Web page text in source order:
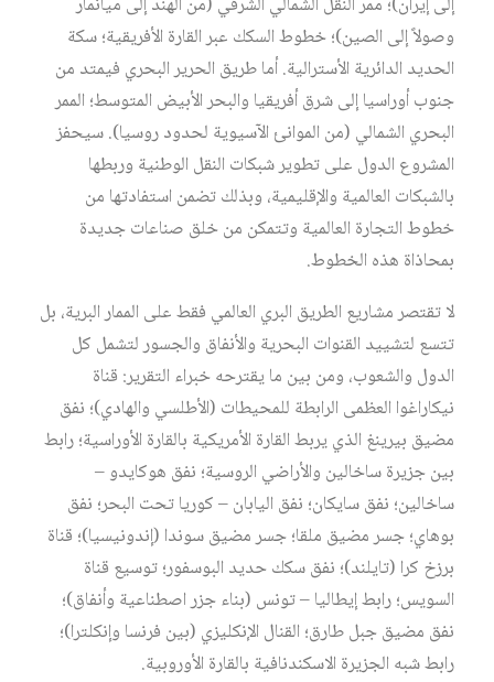
وصولاً إلى الصين)؛ خطوط السكك عبر القارة الأفريقية؛ سكة
الحديد الدائرية الأسترالية. أما طريق الحرير البحري فيمتد من
جنوب أوراسيا إلى شرق أفريقيا والبحر الأبيض المتوسط؛ الممر
البحري الشمالي (من الموانئ الآسيوية لحدود روسيا). سيحفز
المشروع الدول على تطوير شبكات النقل الوطنية وربطها
بالشبكات العالمية والإقليمية، وبذلك تضمن استفادتها من
خطوط التجارة العالمية وتتمكن من خلق صناعات جديدة
بمحاذاة هذه الخطوط.
لا تقتصر مشاريع الطريق البري العالمي فقط على الممار البرية، بل
تتسع لتشييد القنوات البحرية والأنفاق والجسور لتشمل كل
الدول والشعوب، ومن بين ما يقترحه خبراء التقرير: قناة
نيكاراغوا العظمى الرابطة للمحيطات (الأطلسي والهادي)؛ نفق
مضيق بيرينغ الذي يربط القارة الأمريكية بالقارة الأوراسية؛ رابط
بين جزيرة ساخالين والأراضي الروسية؛ نفق هوكايدو –
ساخالين؛ نفق سايكان؛ نفق اليابان – كوريا تحت البحر؛ نفق
بوهاي؛ جسر مضيق ملقا؛ جسر مضيق سوندا (إندونيسيا)؛ قناة
برزخ كرا (تايلند)؛ نفق سكك حديد البوسفور؛ توسيع قناة
السويس؛ رابط إيطاليا – تونس (بناء جزر اصطناعية وأنفاق)؛
نفق مضيق جبل طارق؛ القنال الإنكليزي (بين فرنسا وإنكلترا)؛
رابط شبه الجزيرة الاسكندنافية بالقارة الأوروبية.